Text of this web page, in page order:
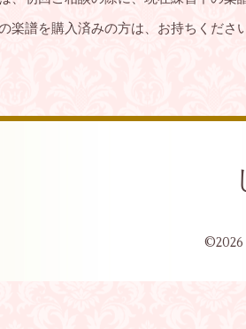
楽譜を購入済みの方は、お持ちください
©2026